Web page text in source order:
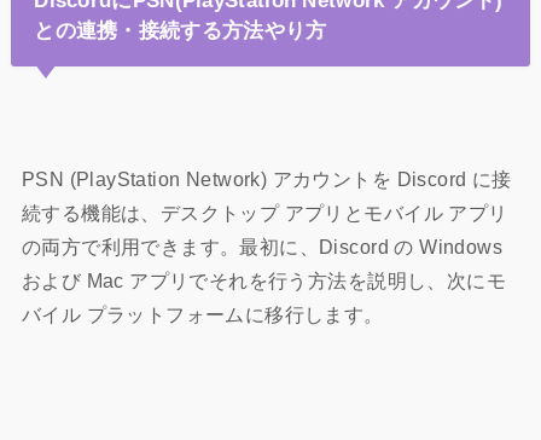
との連携・接続する方法やり方
PSN (PlayStation Network) アカウントを Discord に接
続する機能は、デスクトップ アプリとモバイル アプリ
の両方で利用できます。最初に、Discord の Windows
および Mac アプリでそれを行う方法を説明し、次にモ
バイル プラットフォームに移行します。